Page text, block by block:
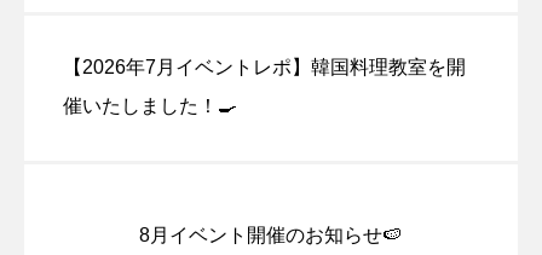
【2026年7月イベントレポ】韓国料理教室を開
催いたしました！🍳
8月イベント開催のお知らせ🍉